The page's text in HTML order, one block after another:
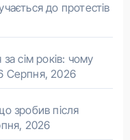
до протестів
сім років: чому
Серпня, 2026
зробив після
2026